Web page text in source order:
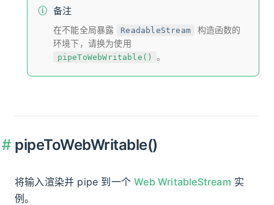
备注
在不能全局暴露 ReadableStream
构造函数的
环境下，请换为使用
pipeToWebWritable() 。
pipeToWebWritable()
将输入渲染并 pipe 到一个Web WritableStream 实
例。